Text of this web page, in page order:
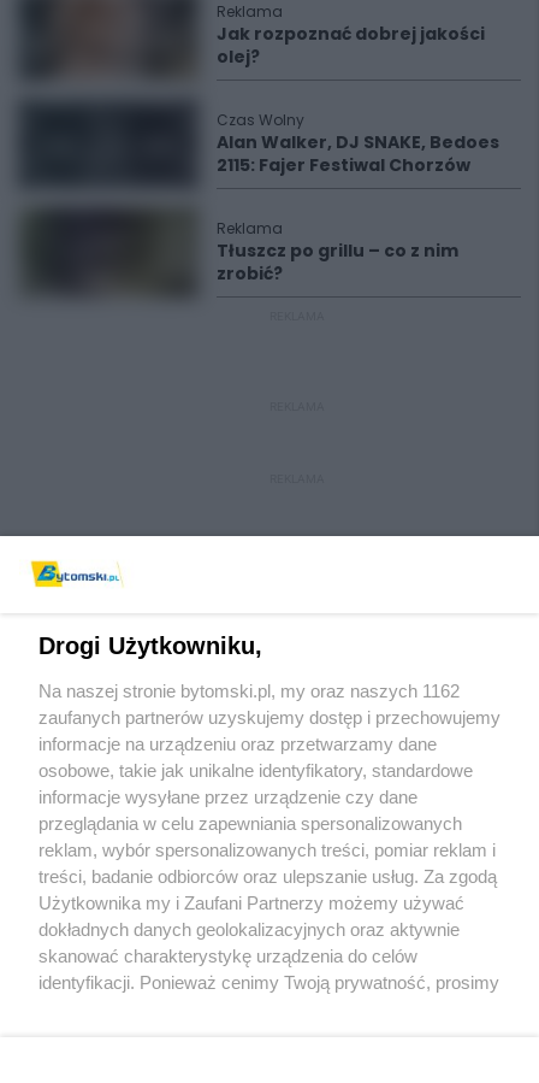
Reklama
Jak rozpoznać dobrej jakości
olej?
Czas Wolny
Alan Walker, DJ SNAKE, Bedoes
2115: Fajer Festiwal Chorzów
Reklama
Tłuszcz po grillu – co z nim
zrobić?
Wydawca mediów lokalnych
Nie zapomnij
zapoznać się z:
polityką prywatności regulamin korzystania z portali
Twojemiasto
Piekary Śląskie
Chorzów
Tarnowskie Góry
Skontaktuj sięz nami
Kontakt
Wydawca
Pogoda
Drogi Użytkowniku,
Na naszej stronie bytomski.pl, my oraz naszych 1162
zaufanych partnerów uzyskujemy dostęp i przechowujemy
informacje na urządzeniu oraz przetwarzamy dane
osobowe, takie jak unikalne identyfikatory, standardowe
informacje wysyłane przez urządzenie czy dane
przeglądania w celu zapewniania spersonalizowanych
reklam, wybór spersonalizowanych treści, pomiar reklam i
treści, badanie odbiorców oraz ulepszanie usług. Za zgodą
Użytkownika my i Zaufani Partnerzy możemy używać
dokładnych danych geolokalizacyjnych oraz aktywnie
skanować charakterystykę urządzenia do celów
identyfikacji. Ponieważ cenimy Twoją prywatność, prosimy